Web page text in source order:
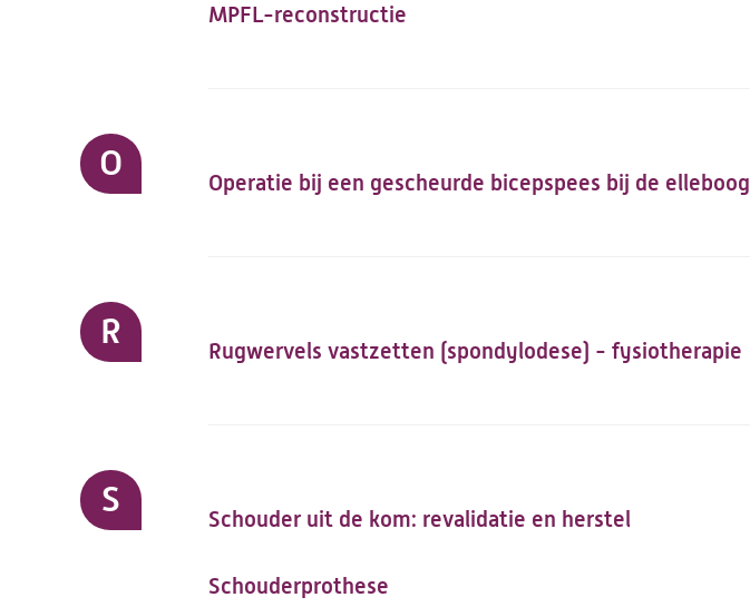
MPFL-reconstructie
O Operatie bij een gescheurde bicepspees bij de elleboog
R Rugwervels vastzetten (spondylodese) - fysiotherapie
S Schouder uit de kom: revalidatie en herstel
Schouderprothese